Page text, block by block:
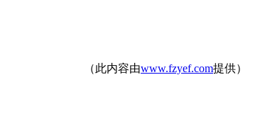
（此内容由www.fzyef.com提供）